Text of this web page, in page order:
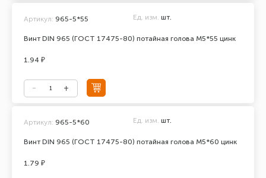
Винт DIN 965 (ГОСТ 17475-80) потайная голова М5*55 цинк
Артикул: 965-5*55 Ед. изм. шт.
1.94 ₽
Винт DIN 965 (ГОСТ 17475-80) потайная голова М5*60 цинк
Артикул: 965-5*60 Ед. изм. шт.
1.79 ₽